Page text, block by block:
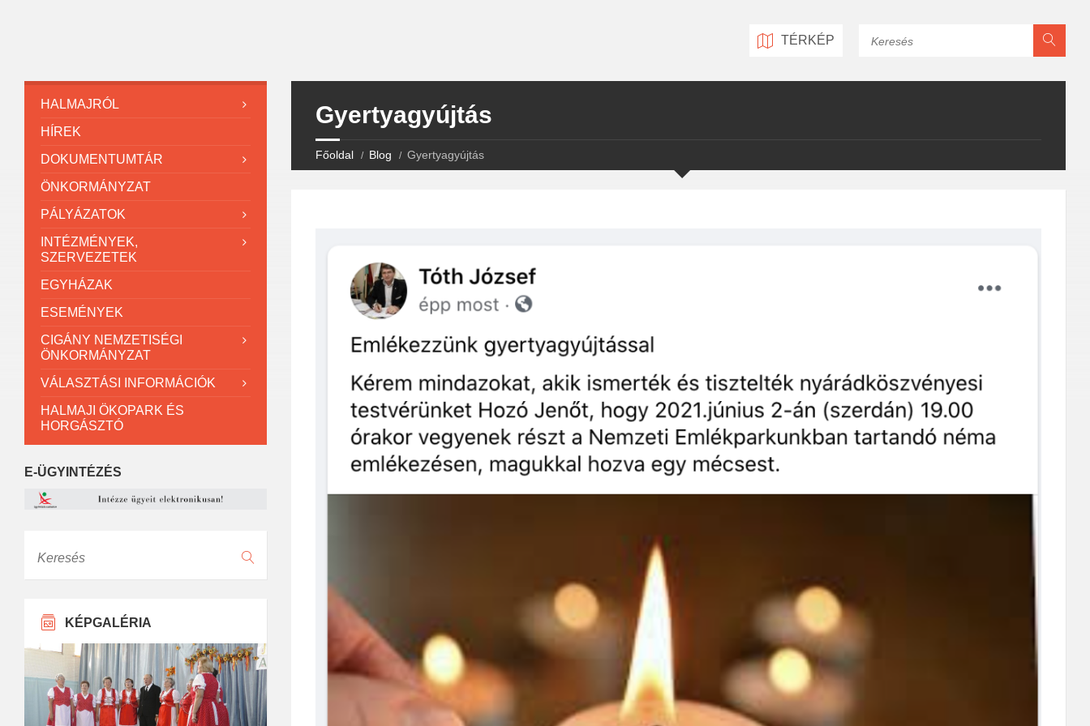
TÉRKÉP
Gyertyagyújtás
Főoldal Blog Gyertyagyújtás
HALMAJRÓL
HÍREK
DOKUMENTUMTÁR
ÖNKORMÁNYZAT
PÁLYÁZATOK
INTÉZMÉNYEK,
SZERVEZETEK
EGYHÁZAK
ESEMÉNYEK
CIGÁNY NEMZETISÉGI
ÖNKORMÁNYZAT
VÁLASZTÁSI INFORMÁCIÓK
HALMAJI ÖKOPARK ÉS
HORGÁSZTÓ
E-ÜGYINTÉZÉS
KÉPGALÉRIA